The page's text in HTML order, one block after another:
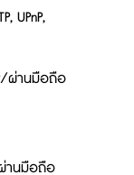
UPnP,
ผ่านมือถือ
ผ่านมือถือ